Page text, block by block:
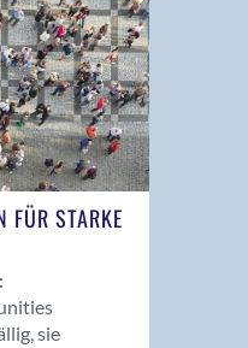
FÜR STARKE
sie